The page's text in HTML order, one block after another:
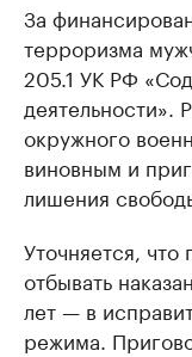
За
терроризма
205.1 УК РФ
деятельности».
окружного
виновным и
лишения
Уточняется,
отбывать
лет — в
режима.